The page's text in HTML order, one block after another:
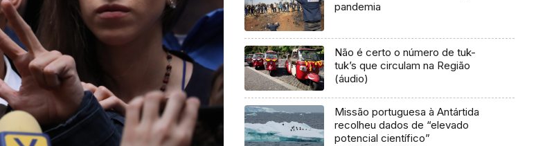
pandemia
Não é certo o número de tuk-
tuk’s que circulam na Região
(áudio)
Missão portuguesa à Antártida
recolheu dados de “elevado
potencial científico”